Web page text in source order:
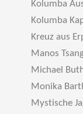
Kolumba
Kolumba
Kreuz aus
Manos
Michael
Monika
Mystische